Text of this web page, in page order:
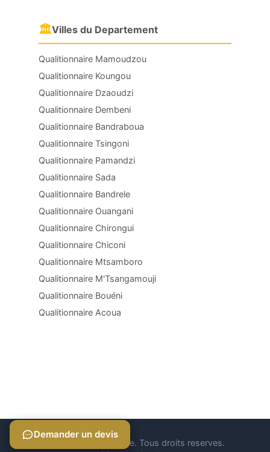
🏛Villes du Departement
Qualitionnaire Mamoudzou
Qualitionnaire Koungou
Qualitionnaire Dzaoudzi
Qualitionnaire Dembeni
Qualitionnaire Bandraboua
Qualitionnaire Tsingoni
Qualitionnaire Pamandzi
Qualitionnaire Sada
Qualitionnaire Bandrele
Qualitionnaire Ouangani
Qualitionnaire Chirongui
Qualitionnaire Chiconi
Qualitionnaire Mtsamboro
Qualitionnaire M'Tsangamouji
Qualitionnaire Bouéni
Qualitionnaire Acoua
© 2026 Qualitionnaire. Tous droits reserves.
Demander un devis
Demander un devis